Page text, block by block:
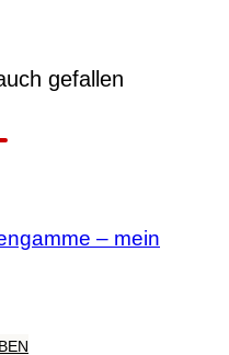
gefallen
– mein